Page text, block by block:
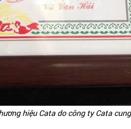
hiệu Catado công ty Cata